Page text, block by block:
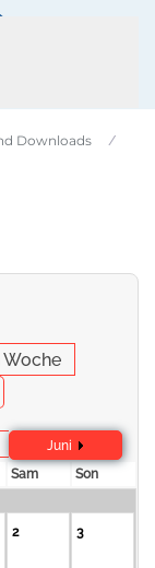
Downloads
Woche
Juni
Sam Son
2 3